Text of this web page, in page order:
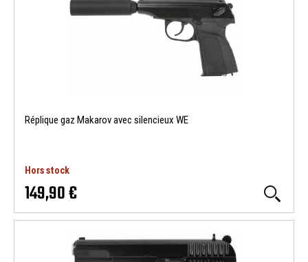
Réplique gaz Makarov avec silencieux WE
Hors stock
149,90 €